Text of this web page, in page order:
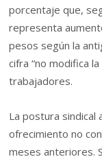
porcentaje que,
representa
pesos según la
cifra “no modifica
trabajadores.
La postura sindical
ofrecimiento no
meses anteriores.